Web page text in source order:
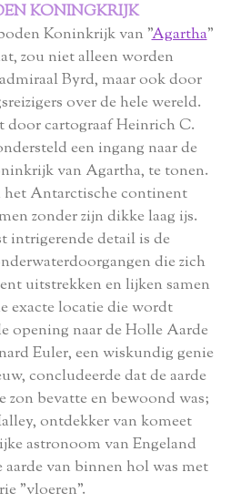
KONINGKRIJK
Koninkrijk van "Agartha"
zou niet alleen worden
Byrd, maar ook door
over de hele wereld.
door cartograaf Heinrich C.
een ingang naar de
van Agartha, te tonen.
het Antarctische continent
zonder zijn dikke laag ijs.
intrigerende detail is de
die zich
uitstrekken en lijken samen
exacte locatie die wordt
opening naar de Holle Aarde
Euler, een wiskundig genie
concludeerde dat de aarde
zon bevatte en bewoond was;
ontdekker van komeet
astronoom van Engeland
van binnen hol was met
"vloeren".